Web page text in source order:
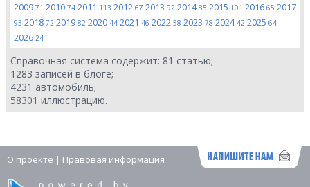
2009 71 2010 74 2011 113 2012 67 2013 92 201485 2015 101 2016 65 2017
93 2018 72 2019 82 2020 44 2021 46 2022 58 2023 78 202442 2025 64
2026 24
Справочная система содержит: 81 статью;
1283 записей в блоге;
4231 автомобиль;
58301 иллюстрацию.
О проекте | Правовая информация